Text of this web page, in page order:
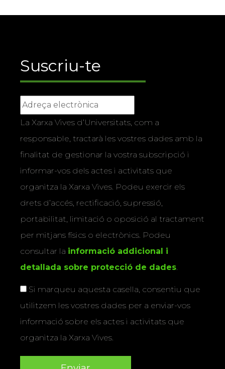
Suscriu-te
La Xarxa Vives d’Universitats, com a
responsable, tractarà les vostres dades amb la
finalitat de gestionar la vostra subscripció i
informar-vos dels actes i activitats que
organitza la Xarxa Vives. Podeu exercir els
drets d’accés, rectificació, supressió,
portabilitat, limitació o oposició al tractament
per mitjans físics o electrònics. Podeu
consultar la informació addicional i
detallada sobre protecció de dades.
Si marqueu aquesta casella, consentiu que
utilitzem les vostres dades per a enviar-vos
informació sobre els actes i activitats que
organitza la Xarxa Vives.